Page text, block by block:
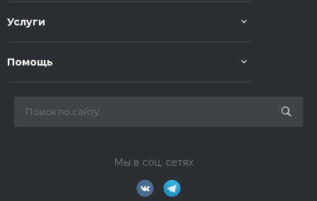
Услуги
Помощь
Мы в соц. сетях